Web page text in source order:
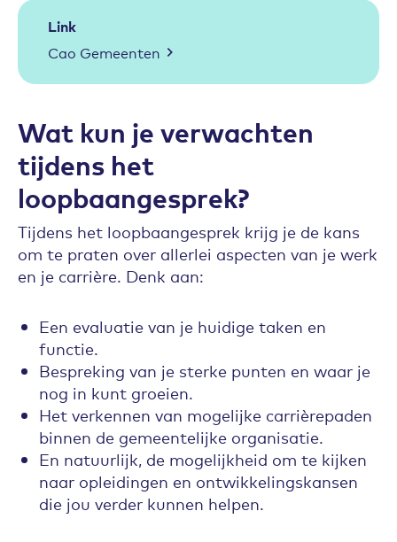
Link
Cao Gemeenten
Wat kun je verwachten
tijdens het
loopbaangesprek?
Tijdens het loopbaangesprek krijg je de kans
om te praten over allerlei aspecten van je werk
en je carrière. Denk aan:
Een evaluatie van je huidige taken en
functie.
Bespreking van je sterke punten en waar je
nog in kunt groeien.
Het verkennen van mogelijke carrièrepaden
binnen de gemeentelijke organisatie.
En natuurlijk, de mogelijkheid om te kijken
naar opleidingen en ontwikkelingskansen
die jou verder kunnen helpen.